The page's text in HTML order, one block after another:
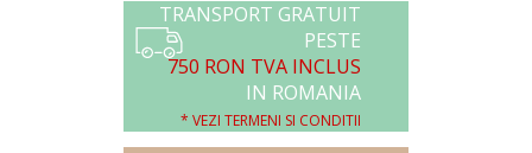
TRANSPORT GRATUIT
PESTE
750 RON TVA INCLUS
IN ROMANIA
* VEZI TERMENI SI CONDITII